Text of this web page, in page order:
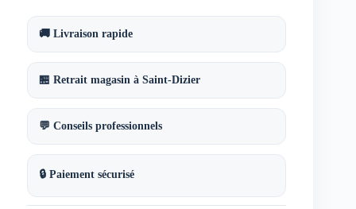
ferronnerie
100
ml
🚚 Livraison rapide
🏪 Retrait magasin à Saint-Dizier
💬 Conseils professionnels
🔒 Paiement sécurisé